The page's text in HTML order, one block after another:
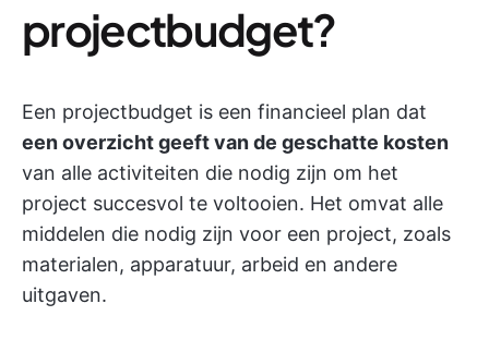
projectbudget?
Een projectbudget is een financieel plan dat
een overzicht geeft van de geschatte kosten
van alle activiteiten die nodig zijn om het
project succesvol te voltooien. Het omvat alle
middelen die nodig zijn voor een project, zoals
materialen, apparatuur, arbeid en andere
uitgaven.